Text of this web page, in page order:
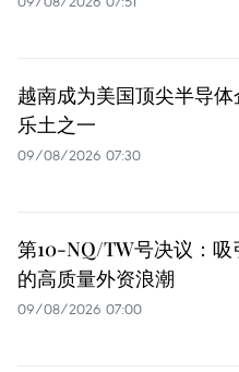
越南成为美国顶尖半导
乐土之一
09/08/2026 07:30
第10-NQ/TW号决议：吸
的高质量外资浪潮
09/08/2026 07:00